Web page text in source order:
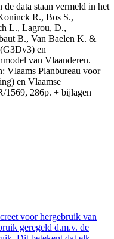
data staan vermeld in het
R., Bos S.,
L., Lagrou, D.,
B., Van Baelen K. &
en
van Vlaanderen.
Vlaams Planbureau voor
en Vlaamse
1569, 286p. + bijlagen
voor hergebruik van
geregeld d.m.v. de